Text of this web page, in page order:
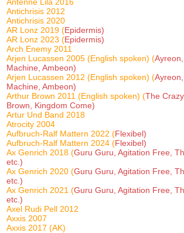
Antichrisis 2012
Antichrisis 2020
AR Lonz 2019 (Epidermis)
AR Lonz 2023 (Epidermis)
Arch Enemy 2011
Arjen Lucassen 2005 (English spoken) (
Machine, Ambeon)
Arjen Lucassen 2012 (English spoken) (
Machine, Ambeon)
Arthur Brown 2011 (English spoken) (The
Brown, Kingdom Come)
Artur Und Band 2018
Atrocity 2004
Aufbruch-Ralf Mattern 2022 (Flexibel)
Aufbruch-Ralf Mattern 2024 (Flexibel)
Ax Genrich 2018 (Guru Guru, Agitation Free,
etc.)
Ax Genrich 2020 (Guru Guru, Agitation Free,
etc.)
Ax Genrich 2021 (Guru Guru, Agitation Free,
etc.)
Axel Rudi Pell 2012
Axxis 2007
Axxis 2017 (AK)